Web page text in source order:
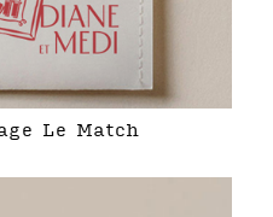
Le Match